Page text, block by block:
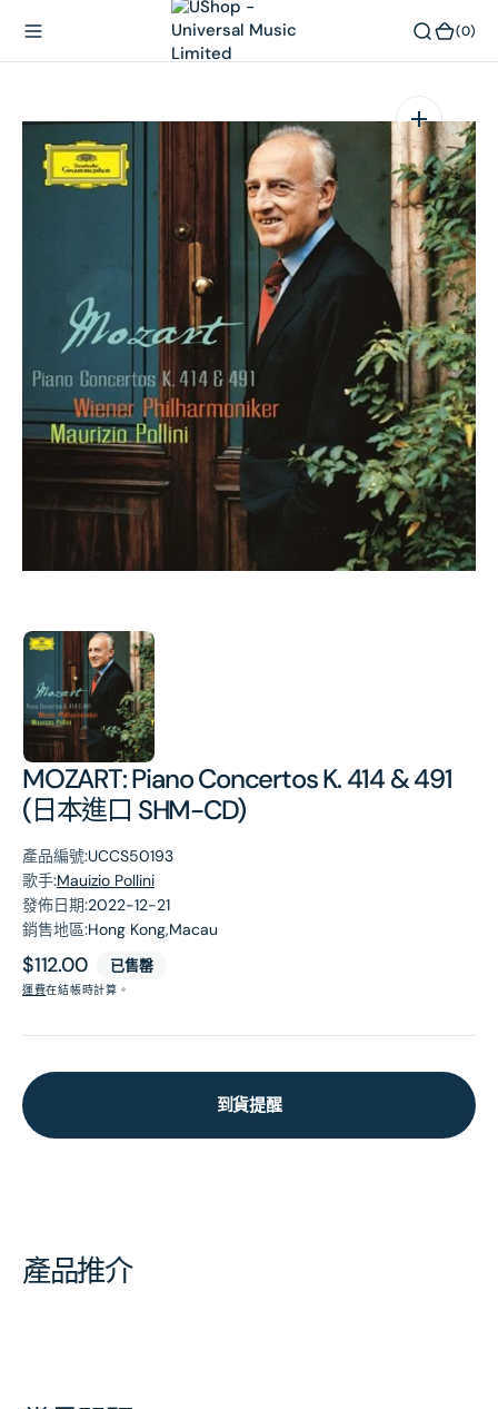
(0)
MOZART: Piano Concertos K. 414 & 491
(日本進口 SHM-CD)
產品編號:UCCS50193
歌手:Mauizio Pollini
發佈日期:2022-12-21
銷售地區:Hong Kong,Macau
原
價
$112.00 已售罄
運費在結帳時計算。
到貨提醒
相
簿
啟
張
產品推介